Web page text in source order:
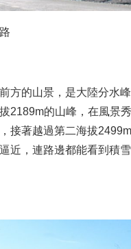
方的山景，是大陸分水
2189m的山峰，在風景
接著越過第二海拔
近，連路邊都能看到積